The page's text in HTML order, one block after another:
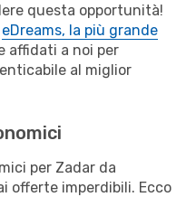
questa opportunità!
eDreams, la più grande
affidati a noi per
al miglior
per Zadar da
offerte imperdibili. Ecco